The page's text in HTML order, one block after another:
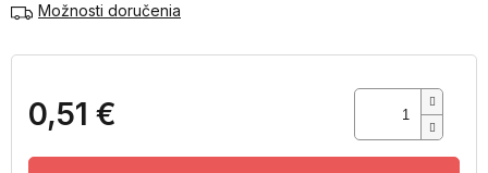
Možnosti doručenia
0,51 €